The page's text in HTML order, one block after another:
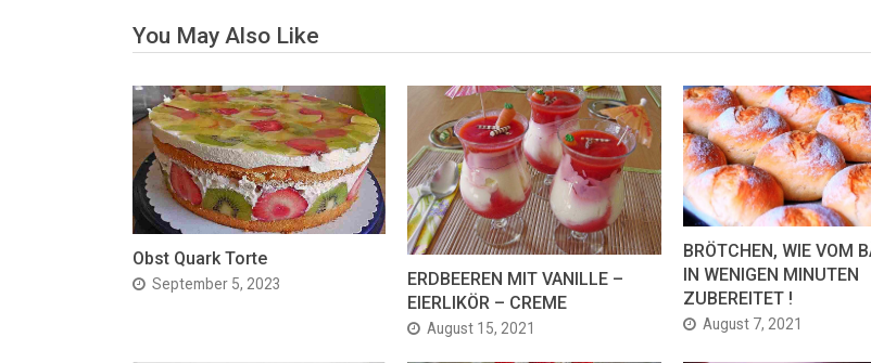
You May Also Like
Obst Quark Torte
September 5, 2023
ERDBEEREN MIT VANILLE –
EIERLIKÖR – CREME
August 15, 2021
BRÖTCHEN, WIE VOM
IN WENIGEN MINUTEN
ZUBEREITET !
August 7, 2021